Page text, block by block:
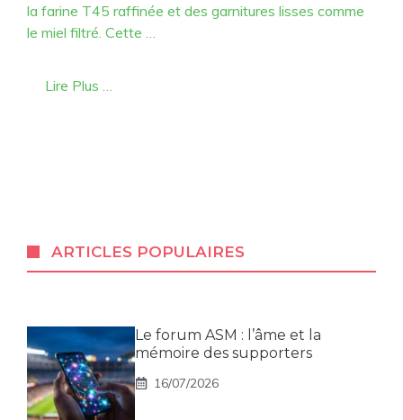
la farine T45 raffinée et des garnitures lisses comme
le miel filtré. Cette …
Lire Plus …
ARTICLES POPULAIRES
Le forum ASM : l’âme et la
mémoire des supporters
16/07/2026